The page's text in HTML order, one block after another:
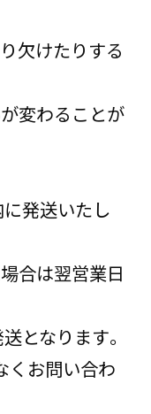
欠けたりする
変わることが
に発送いたし
合は翌営業日
となります。
くお問い合わ